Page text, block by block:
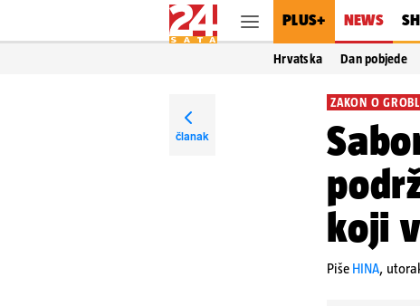
PLUS+ NEWS
Hrvatska Dan pobjede
članak
ZAKON O
koji
Piše HINA,